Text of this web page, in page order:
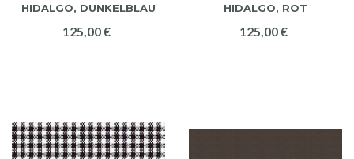
HIDALGO, DUNKELBLAU
125,00 €
HIDALGO, ROT
125,00 €